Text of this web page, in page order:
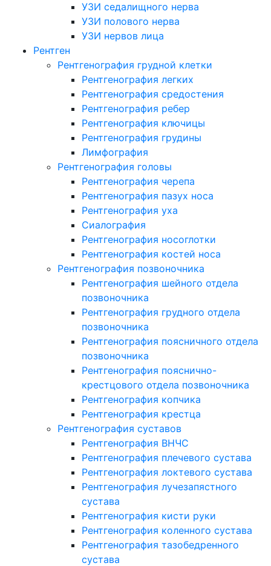
УЗИ седалищного нерва
УЗИ полового нерва
УЗИ нервов лица
Рентген
Рентгенография грудной клетки
Рентгенография легких
Рентгенография средостения
Рентгенография ребер
Рентгенография ключицы
Рентгенография грудины
Лимфография
Рентгенография головы
Рентгенография черепа
Рентгенография пазух носа
Рентгенография уха
Сиалография
Рентгенография носоглотки
Рентгенография костей носа
Рентгенография позвоночника
Рентгенография шейного отдела
позвоночника
Рентгенография грудного отдела
позвоночника
Рентгенография поясничного отдела
позвоночника
Рентгенография пояснично-
крестцового отдела позвоночника
Рентгенография копчика
Рентгенография крестца
Рентгенография суставов
Рентгенография ВНЧС
Рентгенография плечевого сустава
Рентгенография локтевого сустава
Рентгенография лучезапястного
сустава
Рентгенография кисти руки
Рентгенография коленного сустава
Рентгенография тазобедренного
сустава